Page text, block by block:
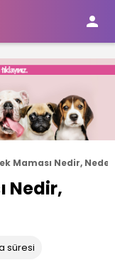

Maması Nedir,
Nedir,
süresi